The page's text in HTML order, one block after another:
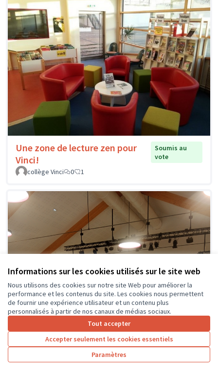
Informations sur les cookies utilisés sur le site web
Nous utilisons des cookies sur notre site Web pour améliorer la
performance et les contenus du site. Les cookies nous permettent
de fournir une expérience utilisateur et un contenu plus
personnalisés à partir de nos canaux de médias sociaux.
Tout accepter
Accepter seulement les cookies essentiels
Paramètres
Une zone de lecture zen pour
Vinci!
Soumis au
vote
collège Vinci
0 1